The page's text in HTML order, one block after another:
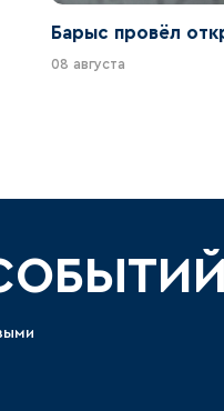
Барыс провёл
08 августа